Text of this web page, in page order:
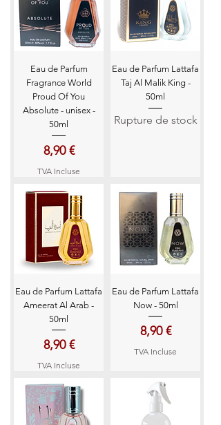
Eau de Parfum
Fragrance World
Proud Of You
Absolute - unisex -
50ml
Prix
8,90 €
TVA Incluse
Eau de Parfum Lattafa
Taj Al Malik King -
50ml
Rupture de stock
Eau de Parfum Lattafa
Ameerat Al Arab -
50ml
Prix
8,90 €
TVA Incluse
Eau de Parfum Lattafa
Now - 50ml
Prix
8,90 €
TVA Incluse